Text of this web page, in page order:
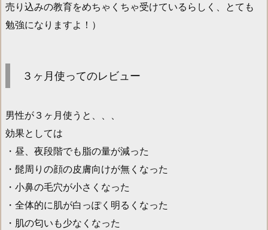
売り込みの教育をめちゃくちゃ受けているらしく、とても
勉強になりますよ！）
３ヶ月使ってのレビュー
男性が３ヶ月使うと、、、
効果としては
・昼、夜段階でも脂の量が減った
・髭周りの顔の皮膚向けが無くなった
・小鼻の毛穴が小さくなった
・全体的に肌が白っぽく明るくなった
・肌の匂いも少なくなった